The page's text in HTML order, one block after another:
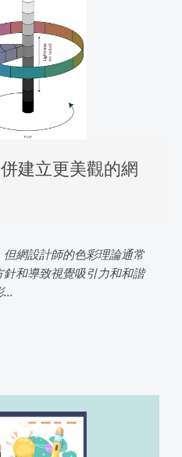
建立更美觀的網
網設計師的色彩理論通常
和導致視覺吸引力和和諧